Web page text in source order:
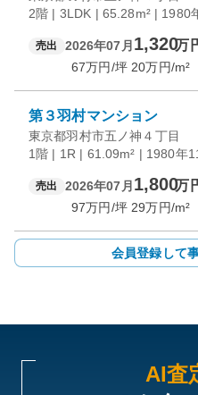
2階 | 3LDK | 65.28m² | 1980
売出 2026年07月 1,320万
67万円/坪 20万円/m²
第３羽村マンション
東京都羽村市五ノ神４丁目
1階 | 1R | 61.09m² | 1980年
売出 2026年07月 1,800万
97万円/坪 29万円/m²
会員登録して
AI査